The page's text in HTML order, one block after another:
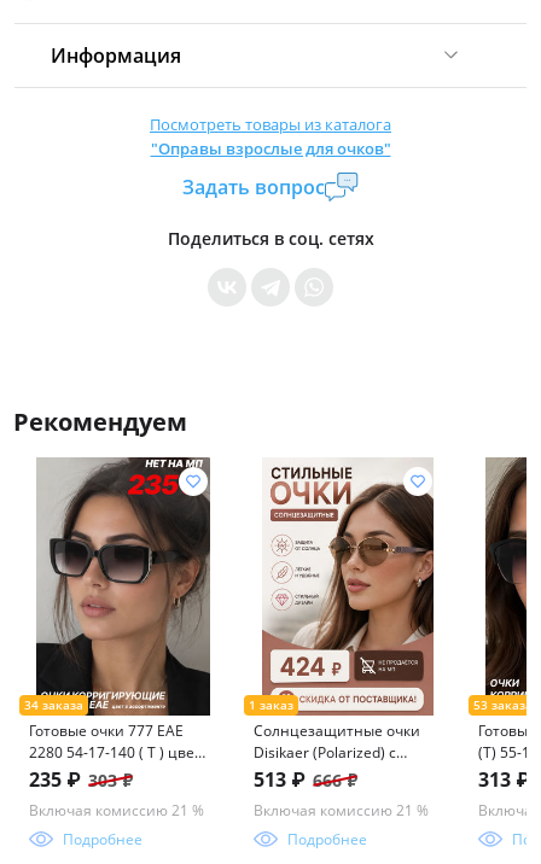
Информация
Страна производитель:Китай
Уровень доступа:0
* Общие условия читайте в правилах сайта
Посмотреть товары из каталога
"Оправы взрослые для очков"
Задать вопрос
Поделиться в соц. сетях
Рекомендуем
Готовые очки 777 ЕАЕ
2280 54-17-140 ( Т ) цвет
в ассортименте
235 ₽ 303 ₽
Включая комиссию 21 %
Подробнее
Солнцезащитные очки
Disikaer (Polarized) с
мешочком 0816 62-14-
513 ₽ 666 ₽
Включая комиссию 21 %
Подробнее
Готовые
(Т) 55-
313 ₽